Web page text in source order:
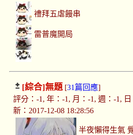
禮拜五虐饅串
雷普魔開局
[綜合]無題[31篇回應]
評分：-1, 年：-1, 月：-1, 週：-1,
新：2017-12-08 18:28:56
半夜懶得生氣